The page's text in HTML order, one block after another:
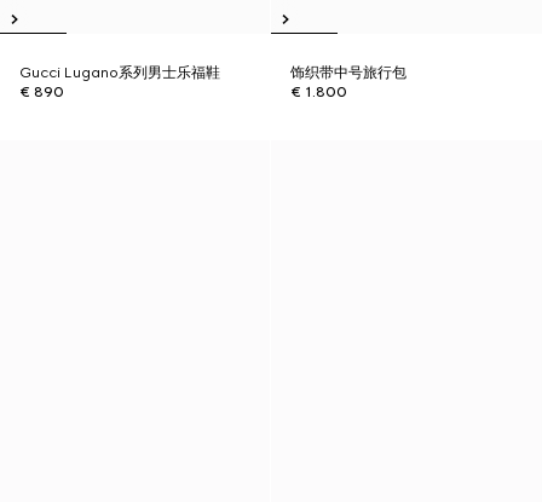
Gucci Lugano系列男士乐福鞋
€ 890
饰织带中号旅行包
€ 1.800